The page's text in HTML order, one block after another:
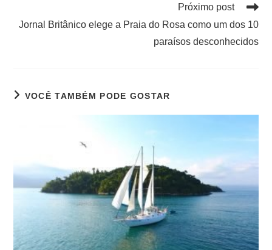
Próximo post
Jornal Britânico elege a Praia do Rosa como um dos 10
paraísos desconhecidos
VOCÊ TAMBÉM PODE GOSTAR